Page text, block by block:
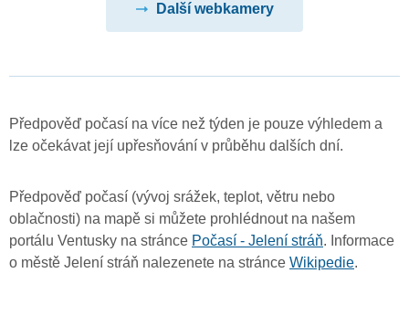
Další webkamery
Předpověď počasí na více než týden je pouze výhledem a
lze očekávat její upřesňování v průběhu dalších dní.
Předpověď počasí (vývoj srážek, teplot, větru nebo
oblačnosti) na mapě si můžete prohlédnout na našem
portálu Ventusky na stránce Počasí - Jelení stráň. Informace
o městě Jelení stráň nalezenete na stránce Wikipedie.